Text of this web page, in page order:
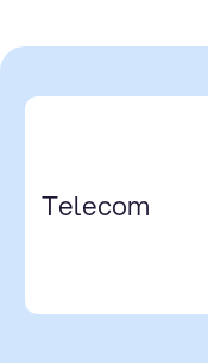
Telecom